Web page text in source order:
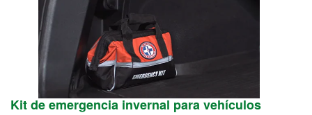
Kit de emergencia invernal para vehículos